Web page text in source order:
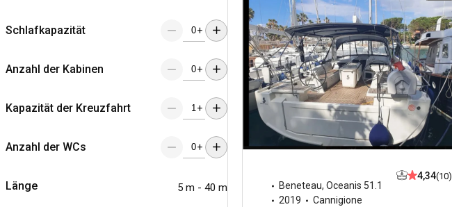
Schlafkapazität +
Anzahl der Kabinen +
Kapazität der Kreuzfahrt +
Anzahl der WCs +
Länge 5 m - 40 m Beneteau, Oceanis 51.1
2019
Cannigione
4,34(10)